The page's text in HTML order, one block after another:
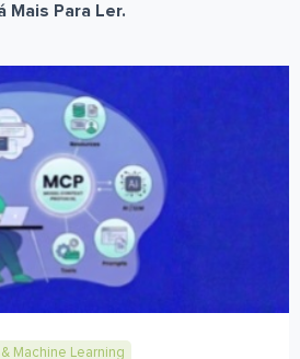
Mais Para Ler.
Machine Learning